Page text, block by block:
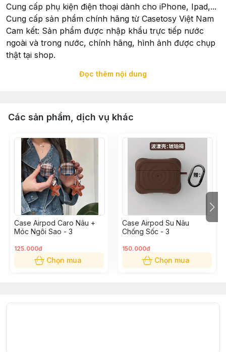
Cung cấp phụ kiện điện thoại dành cho iPhone, Ipad,...
Cung cấp sản phẩm chính hãng từ Casetosy Việt Nam
Cam kết: Sản phẩm được nhập khẩu trực tiếp nước
ngoài và trong nước, chính hãng, hình ảnh được chụp
thật tại shop.
Xuất Xứ: Sản phẩm được nhập khẩu trực tiếp và hoàn
Nam - 258 Trưng Nữ Vương, Quận Hải Châu, TP. Đà
Nẵng
Đặt hàng:
Qua : Hotline: 0935730908
Đặt hàng online trên website Casetosy Việt Nam
Qua email: casetosy@gmail.com
Giao nhận:
Shop nhận ship COD toàn quốc thời gian khoảng từ 1 –
Đọc thêm nội dung
Các sản phẩm, dịch vụ khác
Case Airpod Caro Nâu +
Móc Ngôi Sao - 3
125.000đ
Chọn mua
Case Airpod Su Nâu
Chống Sốc - 3
150.000đ
Chọn mua